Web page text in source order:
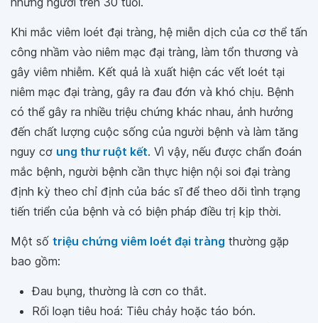
Khi mắc viêm loét đại tràng, hệ miễn dịch của cơ thể tấn
công nhầm vào niêm mạc đại tràng, làm tổn thương và
gây viêm nhiễm. Kết quả là xuất hiện các vết loét tại
niêm mạc đại tràng, gây ra đau đớn và khó chịu. Bệnh
có thể gây ra nhiều triệu chứng khác nhau, ảnh hưởng
đến chất lượng cuộc sống của người bệnh và làm tăng
nguy cơ ung thư ruột kết. Vì vậy, nếu được chẩn đoán
mắc bệnh, người bệnh cần thực hiện nội soi đại tràng
định kỳ theo chỉ định của bác sĩ để theo dõi tình trạng
tiến triển của bệnh và có biện pháp điều trị kịp thời.
Một số triệu chứng viêm loét đại tràng thường gặp
bao gồm:
Đau bụng, thường là cơn co thắt.
Rối loạn tiêu hoá: Tiêu chảy hoặc táo bón.